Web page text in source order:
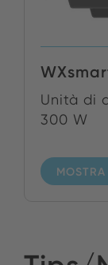
Unità di
300 W